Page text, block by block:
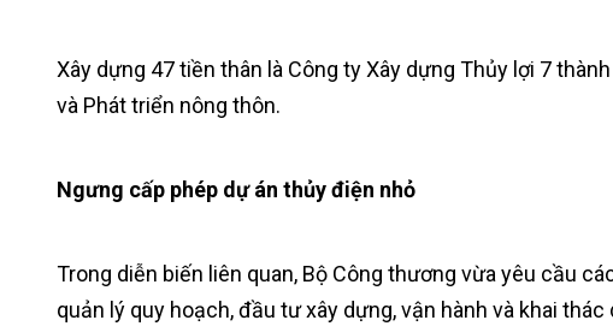
Xây dựng 47 tiền thân là Công ty Xây dựng Thủy lợi 7
và Phát triển nông thôn.
Ngưng cấp phép dự án thủy điện nhỏ
Trong diễn biến liên quan, Bộ Công thương vừa yêu cầu
quản lý quy hoạch, đầu tư xây dựng, vận hành và khai